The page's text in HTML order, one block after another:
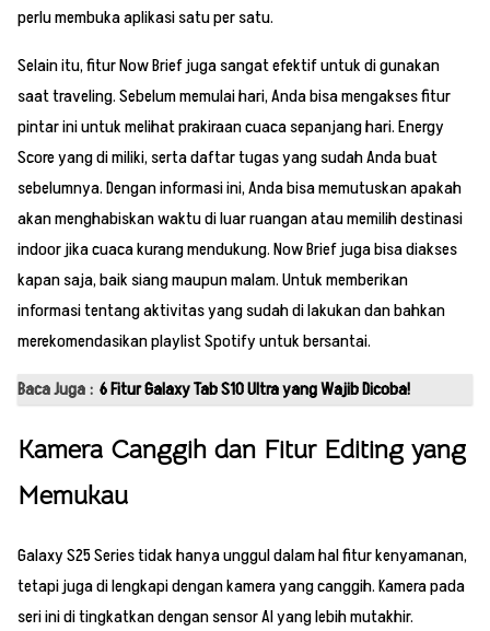
perlu membuka aplikasi satu per satu.
Selain itu, fitur Now Brief juga sangat efektif untuk di gunakan
saat traveling. Sebelum memulai hari, Anda bisa mengakses fitur
pintar ini untuk melihat prakiraan cuaca sepanjang hari. Energy
Score yang di miliki, serta daftar tugas yang sudah Anda buat
sebelumnya. Dengan informasi ini, Anda bisa memutuskan apakah
akan menghabiskan waktu di luar ruangan atau memilih destinasi
indoor jika cuaca kurang mendukung. Now Brief juga bisa diakses
kapan saja, baik siang maupun malam. Untuk memberikan
informasi tentang aktivitas yang sudah di lakukan dan bahkan
merekomendasikan playlist Spotify untuk bersantai.
Baca Juga : 6 Fitur Galaxy Tab S10 Ultra yang Wajib Dicoba!
Kamera Canggih dan Fitur Editing yang
Memukau
Galaxy S25 Series tidak hanya unggul dalam hal fitur kenyamanan,
tetapi juga di lengkapi dengan kamera yang canggih. Kamera pada
seri ini di tingkatkan dengan sensor AI yang lebih mutakhir.